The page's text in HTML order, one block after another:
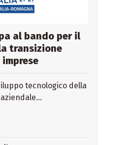
al bando per il
transizione
tecnologico della